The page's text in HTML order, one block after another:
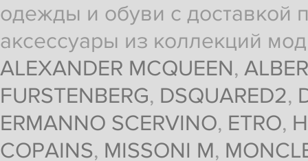
одежды и обуви с доставкой
аксессуары из коллекций
ALEXANDER MCQUEEN,
FURSTENBERG, DSQUARED2,
ERMANNO SCERVINO, ETRO,
COPAINS, MISSONI M,